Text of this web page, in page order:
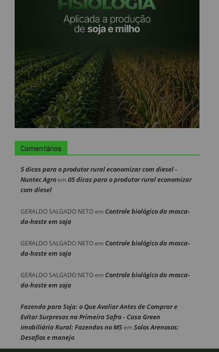
Comentários
5 dicas para o produtor rural economizar com diesel -
Nuntec Agroem 05 dicas para o produtor rural economizar
com diesel
GERALDO SALGADO NETOem Controle biológico da mosca-
da-haste em soja
GERALDO SALGADO NETOem Controle biológico da mosca-
da-haste em soja
GERALDO SALGADO NETOem Controle biológico da mosca-
da-haste em soja
Fazenda para Soja: o Que Avaliar Antes de Comprar e
Evitar Surpresas na Primeira Safra - Casa Green
Imobiliária Rural: Fazendas no MSem Solos Arenosos:
Desafios e manejo